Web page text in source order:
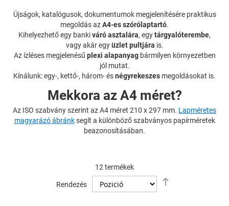
Újságok, katalógusok, dokumentumok megjelenítésére praktikus
megoldás azA4-es szórólaptartó.
Kihelyezhető egy bankiváró asztalára, egytárgyalóterembe,
vagy akár együzlet pultjára is.
Az ízléses megjelenésű plexi alapanyagbármilyen környezetben
jól mutat.
Kínálunk: egy-, kettő-, három- ésnégyrekeszes megoldásokat is.
Mekkora az A4 méret?
Az ISO szabvány szerint az A4 méret 210 x 297 mm. Lapméretes
magyarázó ábránksegít a különböző szabványos papírméretek
beazonosításában.
12 termékek
Rendezés